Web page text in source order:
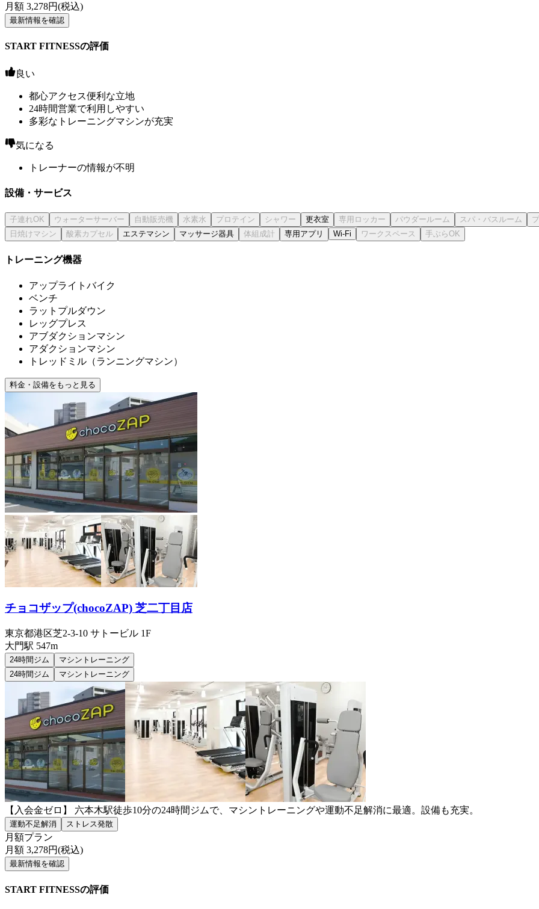
月額 3,278円(税込)
最新情報を確認
START FITNESSの評価
良い
都心アクセス便利な立地
24時間営業で利用しやすい
多彩なトレーニングマシンが充実
気になる
トレーナーの情報が不明
設備・サービス
更衣室
エステマシン
マッサージ器具 専用アプリ Wi-Fi
トレーニング機器
アップライトバイク
ベンチ
ラットプルダウン
レッグプレス
アブダクションマシン
アダクションマシン
トレッドミル（ランニングマシン）
料金・設備をもっと見る
チョコザップ(chocoZAP) 芝二丁目店
東京都港区芝2-3-10 サトービル 1F
大門駅 547m
24時間ジム
マシントレーニング
24時間ジム
マシントレーニング
【入会金ゼロ】 六本木駅徒歩10分の24時間ジムで、マシントレーニングや運動不足解消に最適。設備も充実。
運動不足解消 ストレス発散
月額プラン
月額 3,278円(税込)
最新情報を確認
START FITNESSの評価